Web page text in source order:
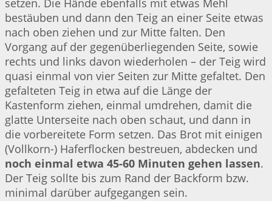
setzen. Die Hände ebenfalls mit etwas Mehl
bestäuben und dann den Teig an einer Seite etwas
nach oben ziehen und zur Mitte falten. Den
Vorgang auf der gegenüberliegenden Seite, sowie
rechts und links davon wiederholen – der Teig wird
quasi einmal von vier Seiten zur Mitte gefaltet. Den
gefalteten Teig in etwa auf die Länge der
Kastenform ziehen, einmal umdrehen, damit die
glatte Unterseite nach oben schaut, und dann in
die vorbereitete Form setzen. Das Brot mit einigen
(Vollkorn-) Haferflocken bestreuen, abdecken und
noch einmal etwa 45-60 Minuten gehen lassen.
Der Teig sollte bis zum Rand der Backform bzw.
minimal darüber aufgegangen sein.